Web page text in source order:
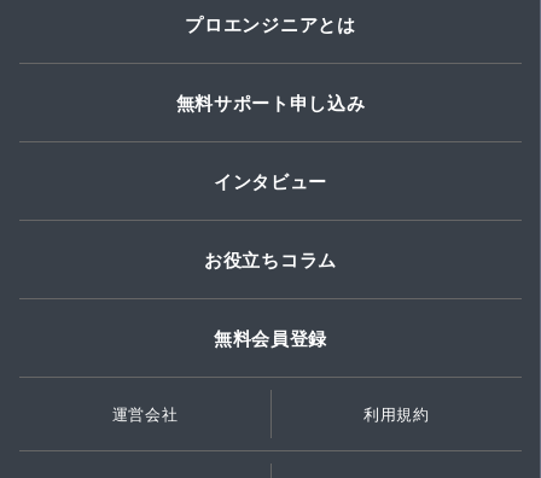
プロエンジニアとは
無料サポート申し込み
インタビュー
お役立ちコラム
無料会員登録
運営会社 利用規約